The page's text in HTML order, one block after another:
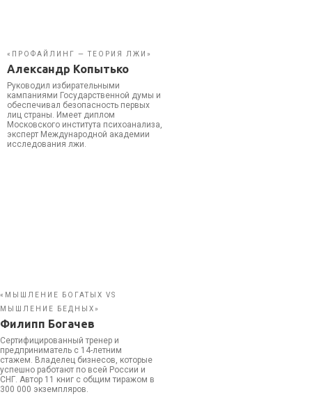
«ПРОФАЙЛИНГ — ТЕОРИЯ ЛЖИ»
Александр Копытько
Руководил избирательными
кампаниями Государственной думы и
обеспечивал безопасность первых
лиц страны. Имеет диплом
Московского института психоанализа,
эксперт Международной академии
исследования лжи.
«МЫШЛЕНИЕ БОГАТЫХ VS
МЫШЛЕНИЕ БЕДНЫХ»
Филипп Богачев
Сертифицированный тренер и
предприниматель с 14-летним
стажем. Владелец бизнесов, которые
успешно работают по всей России и
СНГ. Автор 11 книг с общим тиражом в
300 000 экземпляров.